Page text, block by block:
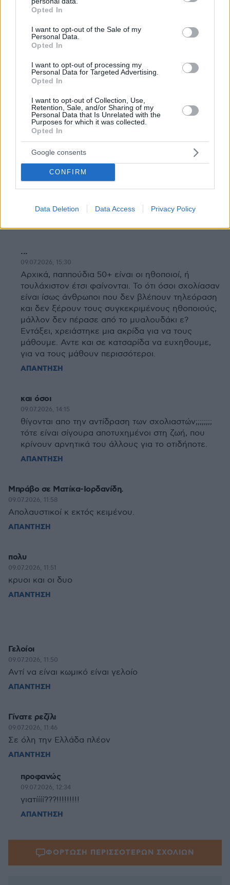
grant or deny consent to Google and its third-party tags to
use your data for below specified purposes in below Google
consent section.
Opted In
I want to opt-out of the Sale of my
Personal Data.
Opted In
I want to opt-out of processing my
Personal Data for Targeted Advertising.
Opted In
I want to opt-out of Collection, Use,
Retention, Sale, and/or Sharing of my
Personal Data that Is Unrelated with the
Purposes for which it was collected.
Opted In
Google consents
CONFIRM
Data Deletion Data Access Privacy Policy
Όσοι θίγονται από την αντίδραση των ηθοποιών
Σίγουρα είναι κάτι παππούδια 50+ αποτυχημένοι στη
ζωή που κρίνουν αρνητικά του άλλους για το
τέτοια.
ΑΠΑΝΤΗΣΗ
τι λες τωρα!
09.07.2026, 13:35
Εσυ γιατι ασχολεισαι? Σε ποια κατηγορια εισαι?
Στα παππουδια η στους αποτυχημενους?
ΑΠΑΝΤΗΣΗ
Άσε μας ρε μπάρμπα
09.07.2026, 16:20
καφενείο με τον άλλον πιο πάνω
...
09.07.2026, 15:30
Αρχικά, παππούδια 50+ είναι οι ηθοποιοί, ή
τουλάχιστον έτσι φαίνονται. Το ότι όσοι σχολίασαν
είναι ίσως άνθρωποι που δεν βλέπουν τηλεόραση
και δεν ξέρουν τους συγκεκριμένους ηθοποιούς,
μάλλον δεν πέρασε από το μυαλουδάκι ε?
Εντάξει, χρειάστηκε μια ακρίδα για να τους
μάθουμε. Αντε και σε κατσαρίδα να ευχηθουμε,
για να τους μάθουν περισσότεροι.
ΑΠΑΝΤΗΣΗ
και όσοι
09.07.2026, 14:15
θίγονται απο την αντίδραση των σχολιαστών;;;;;;;;
τότε είναι σίγουρα αποτυχημένοι στη ζωή, που
κρίνουν αρνητικά του άλλους για το οτιδήποτε.
ΑΠΑΝΤΗΣΗ
Μπράβο σε Ματίκα-Ιορδανίδη.
09.07.2026, 11:58
Απολαυστικοί κ εκτός κειμένου.
ΑΠΑΝΤΗΣΗ
πολυ
09.07.2026, 11:51
κρυοι και οι δυο
ΑΠΑΝΤΗΣΗ
Γελοίοι
09.07.2026, 11:50
Αντί να είναι κωμικό είναι γελοίο
ΑΠΑΝΤΗΣΗ
Γίνατε ρεζίλι
09.07.2026, 11:46
Σε όλη την Ελλάδα πλέον
ΑΠΑΝΤΗΣΗ
προφανώς
09.07.2026, 12:34
γιατίίίί???!!!!!!!!!
ΑΠΑΝΤΗΣΗ
ΦΟΡΤΩΣΗ ΠΕΡΙΣΣΟΤΕΡΩΝ ΣΧΟΛΙΩΝ